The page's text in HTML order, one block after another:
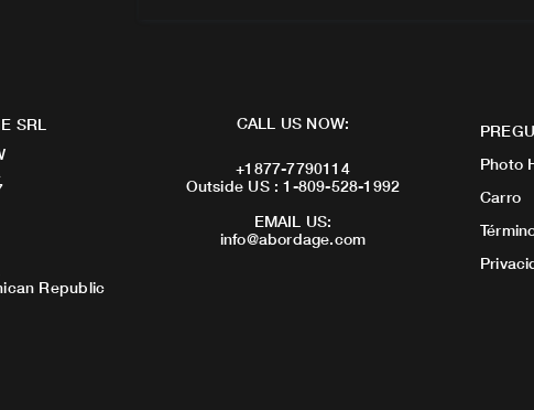
SRL
Republic
CALL US NOW:
+1877-7790114
Outside US : 1-809-528-1992
EMAIL US:
info@abordage.com
Photo
Carro